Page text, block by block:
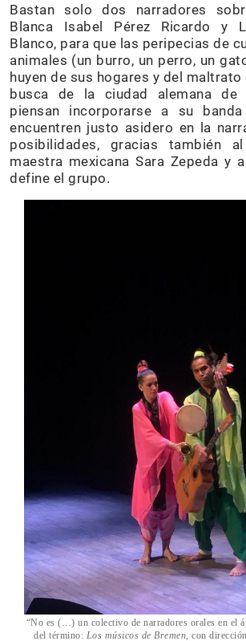
Bastan solo dos narradores
Blanca Isabel Pérez Ricardo y
Blanco, para que las peripecias de
animales (un burro, un perro, un
huyen de sus hogares y del maltrato
busca de la ciudad alemana de
piensan incorporarse a su
encuentren justo asidero en la
posibilidades, gracias también
maestra mexicana Sara Zepeda y
define el grupo.
“No es (…) un colectivo de narradores orales en el
del término: Los músicos de Bremen, con